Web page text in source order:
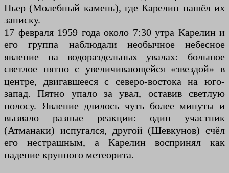
Ньер (Молебный камень), где Карелин нашёл их
записку.
17 февраля 1959 года около 7:30 утра Карелин и
его группа наблюдали необычное небесное
явление на водораздельных увалах: большое
светлое пятно с увеличивающейся «звездой» в
центре, двигавшееся с северо-востока на юго-
запад. Пятно упало за увал, оставив светлую
полосу. Явление длилось чуть более минуты и
вызвало разные реакции: один участник
(Атманаки) испугался, другой (Шевкунов) счёл
его нестрашным, а Карелин воспринял как
падение крупного метеорита.